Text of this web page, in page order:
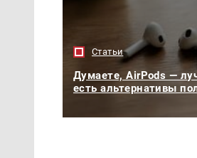
Статьи
Думаете, AirPods —
есть альтернативы